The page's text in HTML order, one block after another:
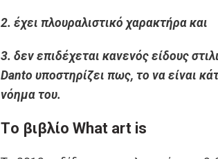
2. έχει πλουραλιστικό χαρακτήρα και
3. δεν επιδέχεται κανενός είδους
Danto υποστηρίζει πως, το να είναι
νόημα του.
Tο βιβλίο What art is